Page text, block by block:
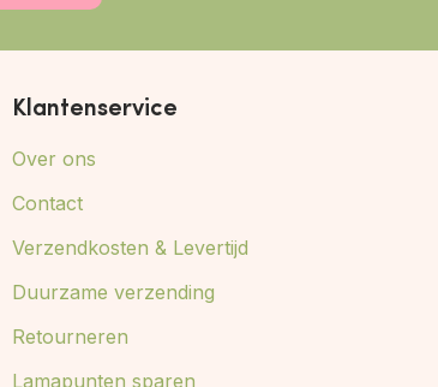
Klantenservice
Over ons
Contact
Verzendkosten & Levertijd
Duurzame verzending
Retourneren
Lamapunten sparen